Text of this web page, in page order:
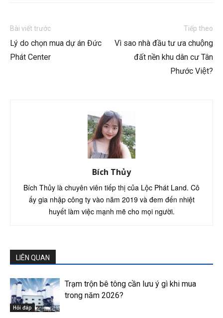
Bài viết trước
Lý do chọn mua dự án Đức
Phát Center
Tiếp theo
Vì sao nhà đầu tư ưa chuộng
đất nền khu dân cư Tân
Phước Việt?
Bích Thủy
Bích Thủy là chuyên viên tiếp thị của Lộc Phát Land. Cô
ấy gia nhập công ty vào năm 2019 và đem đến nhiệt
huyết làm việc mạnh mẽ cho mọi người.
LIÊN QUAN
Hỏi đáp
Trạm trộn bê tông cần lưu ý gì khi mua
trong năm 2026?